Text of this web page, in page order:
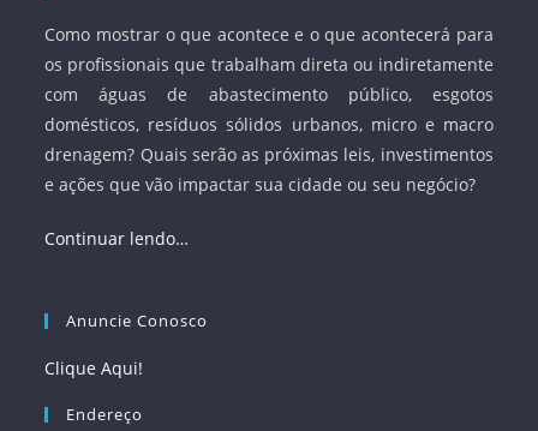
Como mostrar o que acontece e o que acontecerá para
os profissionais que trabalham direta ou indiretamente
com águas de abastecimento público, esgotos
domésticos, resíduos sólidos urbanos, micro e macro
drenagem? Quais serão as próximas leis, investimentos
e ações que vão impactar sua cidade ou seu negócio?
Continuar lendo…
Anuncie Conosco
Clique Aqui!
Endereço